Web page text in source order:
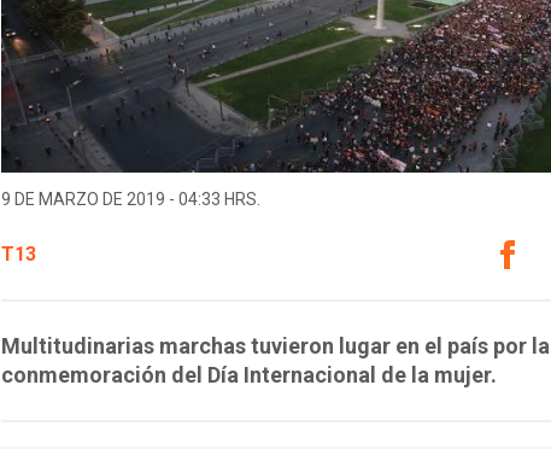
9 DE MARZO DE 2019 - 04:33 HRS.
T13
Multitudinarias marchas tuvieron lugar en el país por la
conmemoración del Día Internacional de la mujer.